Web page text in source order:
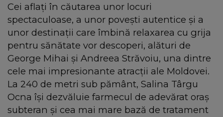
Cei aflați în căutarea unor locuri
spectaculoase, a unor povești autentice și a
unor destinații care îmbină relaxarea cu grija
pentru sănătate vor descoperi, alături de
George Mihai și Andreea Străvoiu, una dintre
cele mai impresionante atracții ale Moldovei.
La 240 de metri sub pământ, Salina Târgu
Ocna își dezvăluie farmecul de adevărat oraș
subteran și cea mai mare bază de tratament